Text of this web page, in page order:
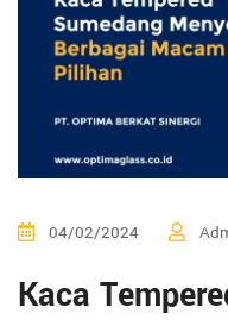
04/02/2024
Kaca